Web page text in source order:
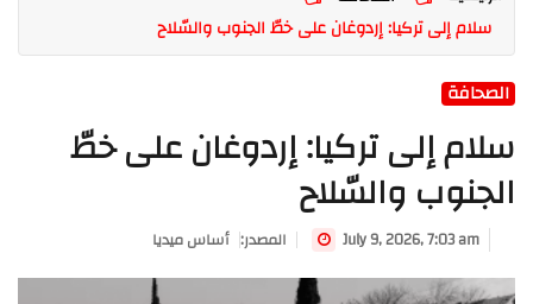
سلام إلى تركيا: إردوغان على خطّ الجنوب والسّلاح
الصحافة
سلام إلى تركيا: إردوغان على خطّ
الجنوب والسّلاح
أساس ميديا :المصدر July 9, 2026, 7:03 am